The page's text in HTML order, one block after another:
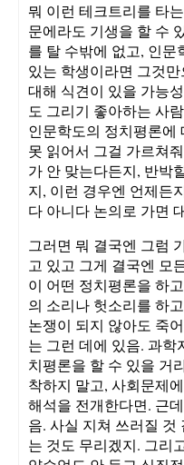
뭐 이런 테크트리를 타
문에라도 기생을 할 수
를 탈 수밖에 없고, 인문
있는 학생이라면 그것
대해 식견이 있을 가능
도 그리기 좋아하는 사
인문학도의 정치평론에
못 읽어서 그걸 가르쳐
가 안 맞는다든지, 반박
지, 이런 경우엔 언제든
다 아니다 논의로 가면
그러면 뭐 결국엔 그럼
고 있고 그게 결국엔 모
이 어떤 정치평론을 하
의 소리나 헛소리를 하
논쟁이 되지 않아도 죽
는 그런 데에 있음. 과학
치평론을 할 수 있을 거
착하지 말고, 사회문제
해석을 전개한다면. 근
음. 사실 지쳐 쓰러질
는 것도 무리겠지. 그리